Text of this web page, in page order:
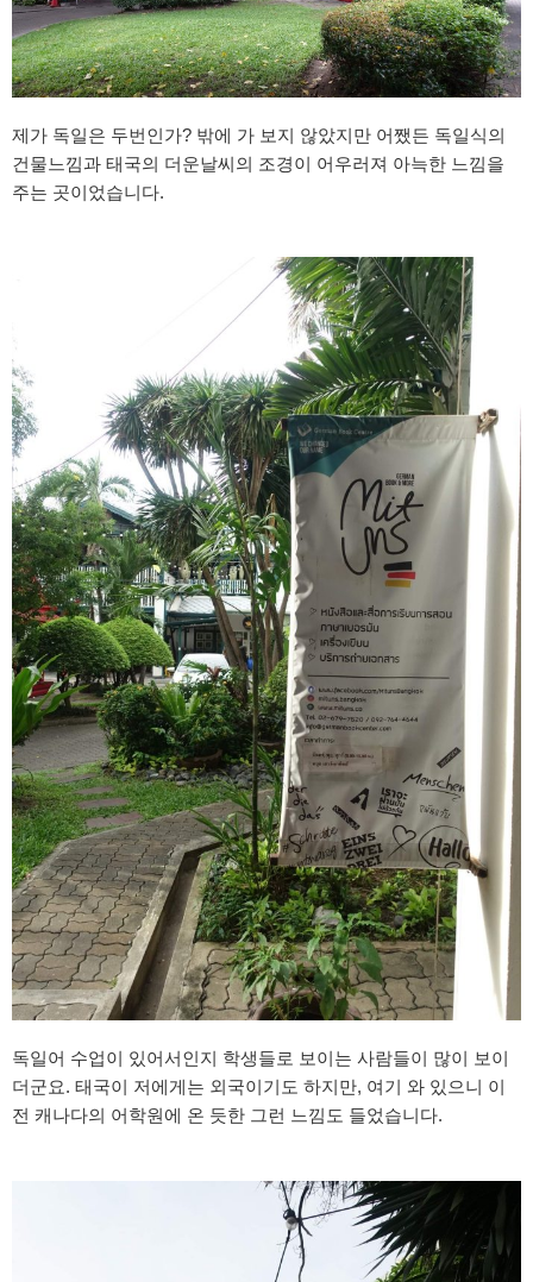
제가 독일은 두번인가? 밖에 가 보지 않았지만 어쨌든 독일식의
건물느낌과 태국의 더운날씨의 조경이 어우러져 아늑한 느낌을
주는 곳이었습니다.
독일어 수업이 있어서인지 학생들로 보이는 사람들이 많이 보이
더군요. 태국이 저에게는 외국이기도 하지만, 여기 와 있으니 이
전 캐나다의 어학원에 온 듯한 그런 느낌도 들었습니다.